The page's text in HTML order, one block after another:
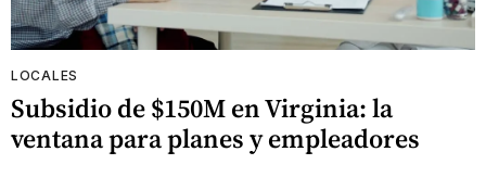
LOCALES
Subsidio de $150M en Virginia: la
ventana para planes y empleadores